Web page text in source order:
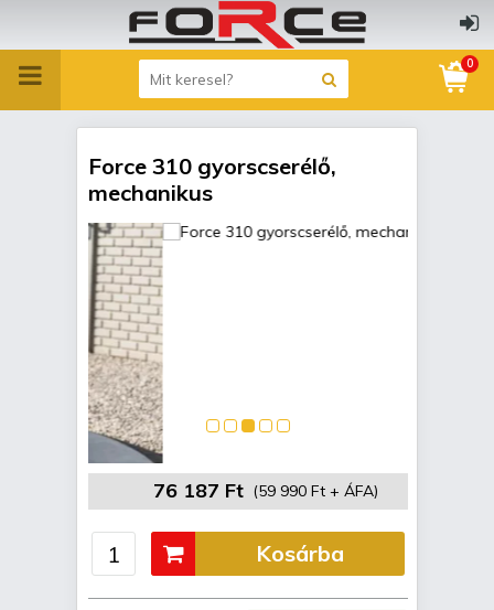
0
Force 310 gyorscserélő,
mechanikus
76 187 Ft (59 990 Ft + ÁFA)
Kosárba